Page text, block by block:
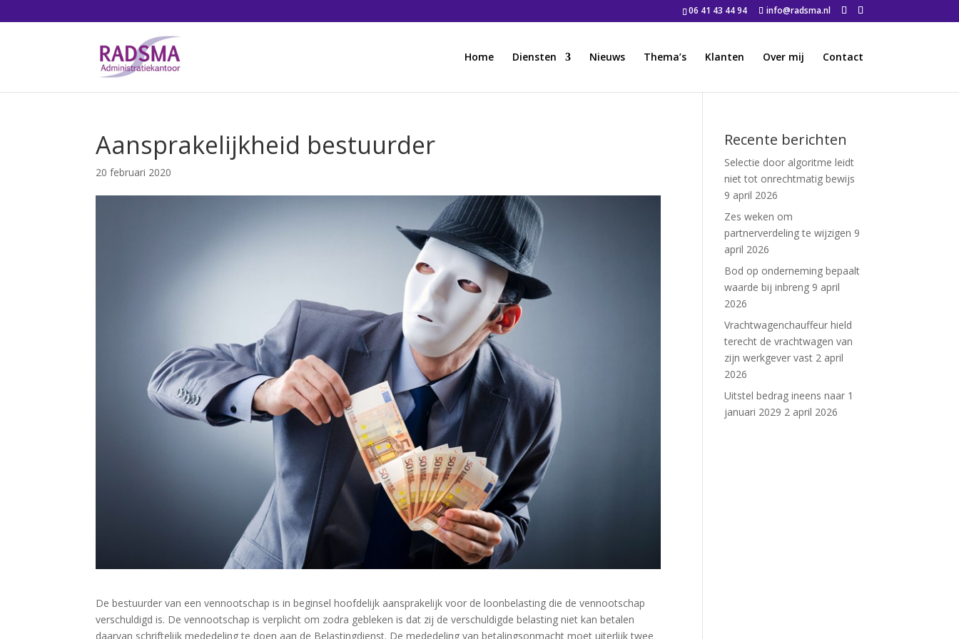
06 41 43 44 94 info@radsma.nl
Home Diensten Nieuws Thema’s Klanten Over mij Contact
Aansprakelijkheid bestuurder
20 februari 2020
De bestuurder van een vennootschap is in beginsel hoofdelijk aansprakelijk voor de loonbelasting die de vennootschap
verschuldigd is. De vennootschap is verplicht om zodra gebleken is dat zij de verschuldigde belasting niet kan betalen
daarvan schriftelijk mededeling te doen aan de Belastingdienst. De mededeling van betalingsonmacht moet uiterlijk twee
Recente berichten
Selectie door algoritme leidt
niet tot onrechtmatig bewijs
9 april 2026
Zes weken om
partnerverdeling te wijzigen 9
april 2026
Bod op onderneming bepaalt
waarde bij inbreng 9 april
2026
Vrachtwagenchauffeur hield
terecht de vrachtwagen van
zijn werkgever vast 2 april
2026
Uitstel bedrag ineens naar 1
januari 2029 2 april 2026